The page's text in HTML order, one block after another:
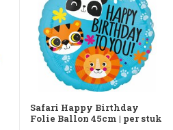
Safari Happy Birthday
Folie Ballon 45cm | per stuk